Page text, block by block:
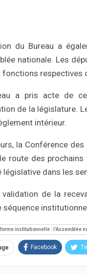
du Bureau a
nationale. Les
fonctions respectives
a pris acte de
de la législature.
intérieur.
la Conférence
route des prochains
législative dans les
de la
séquence
institutionnelle : l’Assemblée
Facebook